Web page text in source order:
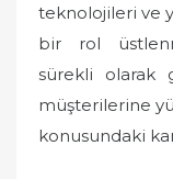
teknolojileri ve
bir rol
sürekli olarak
müşterilerine
konusundaki